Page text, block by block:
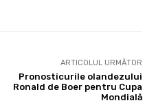
ARTICOLUL URMĂTOR
Pronosticurile olandezului
Ronald de Boer pentru Cupa
Mondială